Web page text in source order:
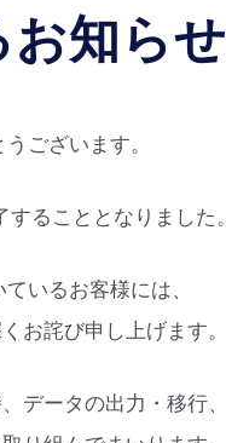
知らせ
ございます。
ることとなりました。
いるお客様には、
お詫び申し上げます。
データの出力・移行、